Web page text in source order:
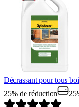
Décrassant pour tous
25% de réduction